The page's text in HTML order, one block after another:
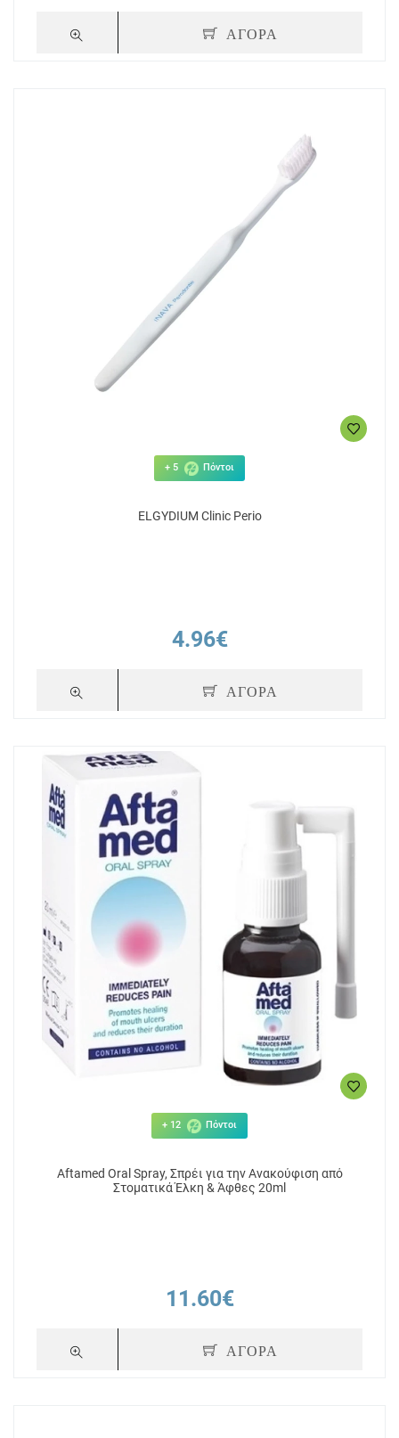
ΑΓΟΡΑ
+ 5 Πόντοι
ELGYDIUM Clinic Perio
4.96€
ΑΓΟΡΑ
+ 12 Πόντοι
Aftamed Oral Spray, Σπρέι για την Ανακούφιση από
Στοματικά Έλκη & Άφθες 20ml
11.60€
ΑΓΟΡΑ